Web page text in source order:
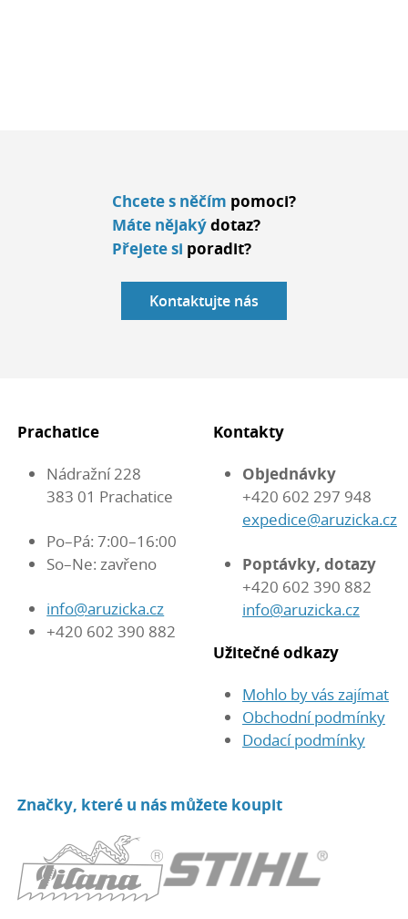
Chcete s něčím pomoci?
Máte nějakýdotaz?
Přejete si poradit?
Kontaktujte nás
Prachatice
Nádražní 228
383 01 Prachatice
Po–Pá: 7:00–16:00
So–Ne: zavřeno
info@aruzicka.cz
+420 602 390 882
Kontakty
Objednávky
+420 602 297 948
expedice@aruzicka.cz
Poptávky, dotazy
+420 602 390 882
info@aruzicka.cz
Užitečné odkazy
Mohlo by vás zajímat
Obchodní podmínky
Dodací podmínky
Značky, které u nás můžete koupit